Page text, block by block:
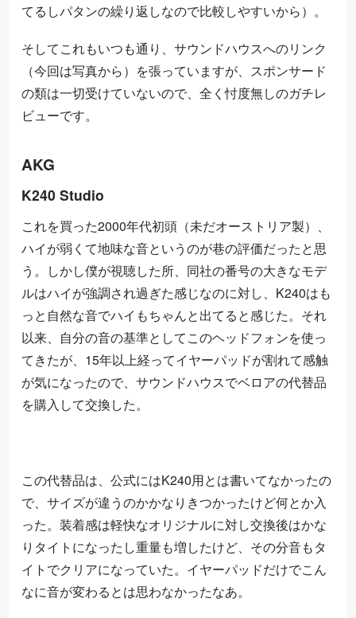
てるしパタンの繰り返しなので比較しやすいから）。
そしてこれもいつも通り、サウンドハウスへのリンク
（今回は写真から）を張っていますが、スポンサード
の類は一切受けていないので、全く忖度無しのガチレ
ビューです。
AKG
K240 Studio
これを買った2000年代初頭（未だオーストリア製）、
ハイが弱くて地味な音というのが巷の評価だったと思
う。しかし僕が視聴した所、同社の番号の大きなモデ
ルはハイが強調され過ぎた感じなのに対し、K240はも
っと自然な音でハイもちゃんと出てると感じた。それ
以来、自分の音の基準としてこのヘッドフォンを使っ
てきたが、15年以上経ってイヤーパッドが割れて感触
が気になったので、サウンドハウスでベロアの代替品
を購入して交換した。
この代替品は、公式にはK240用とは書いてなかったの
で、サイズが違うのかかなりきつかったけど何とか入
った。装着感は軽快なオリジナルに対し交換後はかな
りタイトになったし重量も増したけど、その分音もタ
イトでクリアになっていた。イヤーパッドだけでこん
なに音が変わるとは思わなかったなあ。